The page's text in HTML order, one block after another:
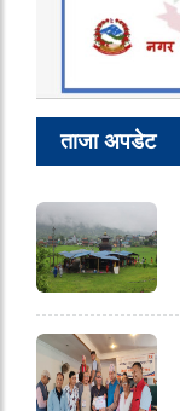
ताजा अपडेट